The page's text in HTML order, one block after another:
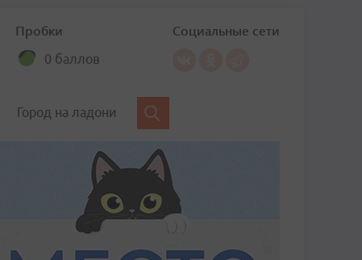
Пробки
0 баллов
Социальные сети
Город на ладони